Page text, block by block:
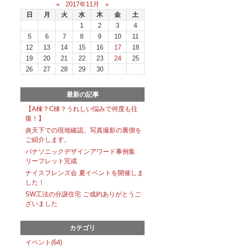
«
2017年11月
»
日
月 火 水 木 金
土
1
2 3
4
5
6 7 8 9 10
11
12
13 14 15 16 17
18
19
20 21 22 23 24
25
26
27 28 29 30
最新の記事
【A棟？C棟？うれしい悩みで何度も往
復！】
炎天下での現地確認。写真撮影の裏側を
ご紹介します。
パナソニックデザインアワード事例集
リーフレット完成
ナイスフレンズ会 夏イベントを開催しま
した！
SW工法の分譲住宅 ご成約ありがとうご
ざいました
カテゴリ
イベント(64)